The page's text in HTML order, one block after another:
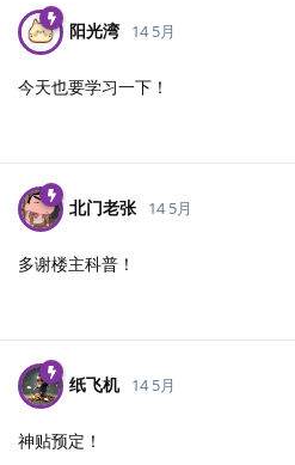
阳光湾 14 5月
今天也要学习一下！
北门老张 14 5月
多谢楼主科普！
纸飞机 14 5月
神贴预定！